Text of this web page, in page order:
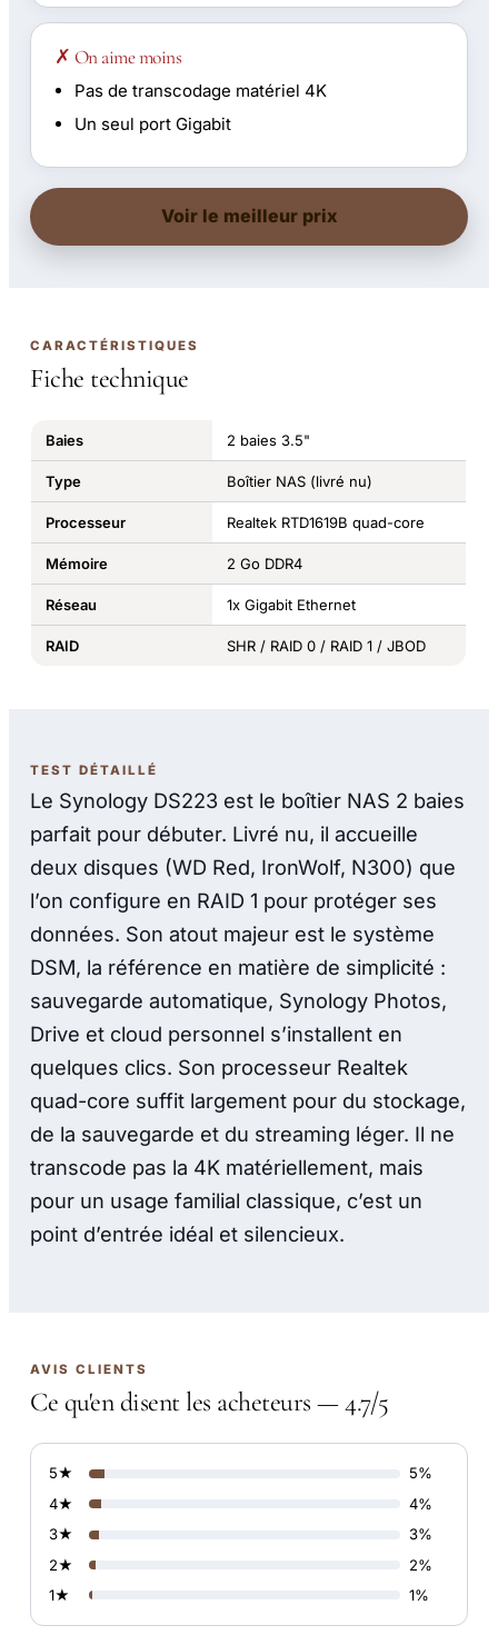
✗ On aime moins
Pas de transcodage matériel 4K
Un seul port Gigabit
Voir le meilleur prix
CARACTÉRISTIQUES
Fiche technique
Baies 2 baies 3.5"
Type Boîtier NAS (livré nu)
Processeur Realtek RTD1619B quad-core
Mémoire 2 Go DDR4
Réseau 1x Gigabit Ethernet
RAID SHR / RAID 0 / RAID 1 / JBOD
TEST DÉTAILLÉ
Le Synology DS223 est le boîtier NAS 2 baies
parfait pour débuter. Livré nu, il accueille
deux disques (WD Red, IronWolf, N300) que
l’on configure en RAID 1 pour protéger ses
données. Son atout majeur est le système
DSM, la référence en matière de simplicité :
sauvegarde automatique, Synology Photos,
Drive et cloud personnel s’installent en
quelques clics. Son processeur Realtek
quad-core suffit largement pour du stockage,
de la sauvegarde et du streaming léger. Il ne
transcode pas la 4K matériellement, mais
pour un usage familial classique, c’est un
point d’entrée idéal et silencieux.
AVIS CLIENTS
Ce qu'en disent les acheteurs — 4.7/5
5★
5%
4★
4%
3★
3%
2★
2%
1★
1%